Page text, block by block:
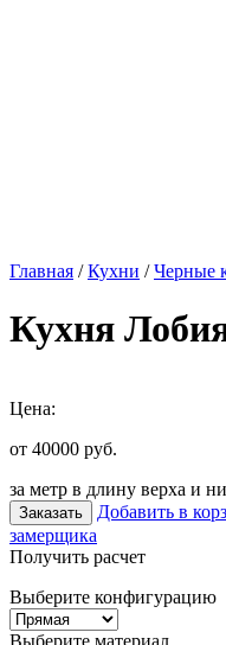
Главная /Кухни /Черные
Кухня
Цена:
от 40000 руб.
за метр в длину верха и
Заказать Добавить в
замерщика
Получить расчет
Выберите конфигурацию
Выберите материал